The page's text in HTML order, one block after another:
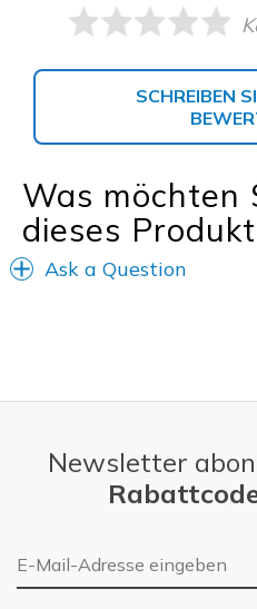
SCHREIBEN
Was möchten
dieses
Ask a Question
Newsletter
E-Mail-Adresse